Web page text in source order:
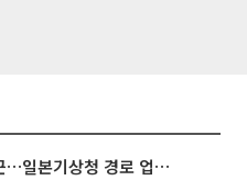
태풍 '돌핀' 오키나와 접근…일본기상청 경로 업데이트